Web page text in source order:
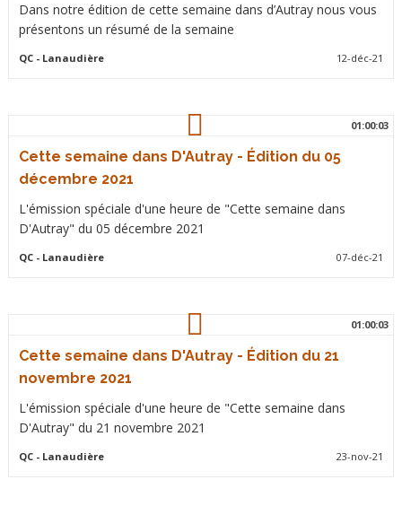
Dans notre édition de cette semaine dans d’Autray nous vous
présentons un résumé de la semaine
QC- Lanaudière 12-déc-21
01:00:03
Cette semaine dans D'Autray - Édition du 05
décembre 2021
L'émission spéciale d'une heure de "Cette semaine dans
D'Autray" du 05 décembre 2021
QC- Lanaudière 07-déc-21
01:00:03
Cette semaine dans D'Autray - Édition du 21
novembre 2021
L'émission spéciale d'une heure de "Cette semaine dans
D'Autray" du 21 novembre 2021
QC- Lanaudière 23-nov-21